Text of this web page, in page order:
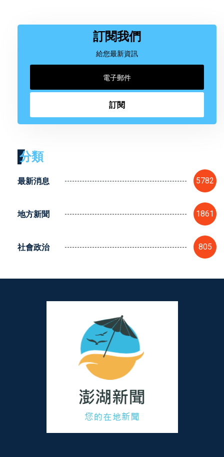
訂閱我們
給您最新資訊
訂閱
分類
最新消息 5782
地方新聞 1861
社會政治 805